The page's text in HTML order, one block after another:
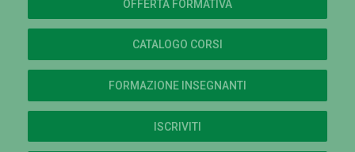
OFFERTA FORMATIVA
CATALOGO CORSI
FORMAZIONE INSEGNANTI
ISCRIVITI